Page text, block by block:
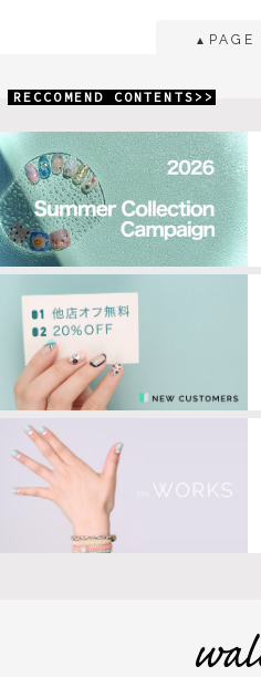
▲ PAGE
RECCOMEND CONTENTS>>